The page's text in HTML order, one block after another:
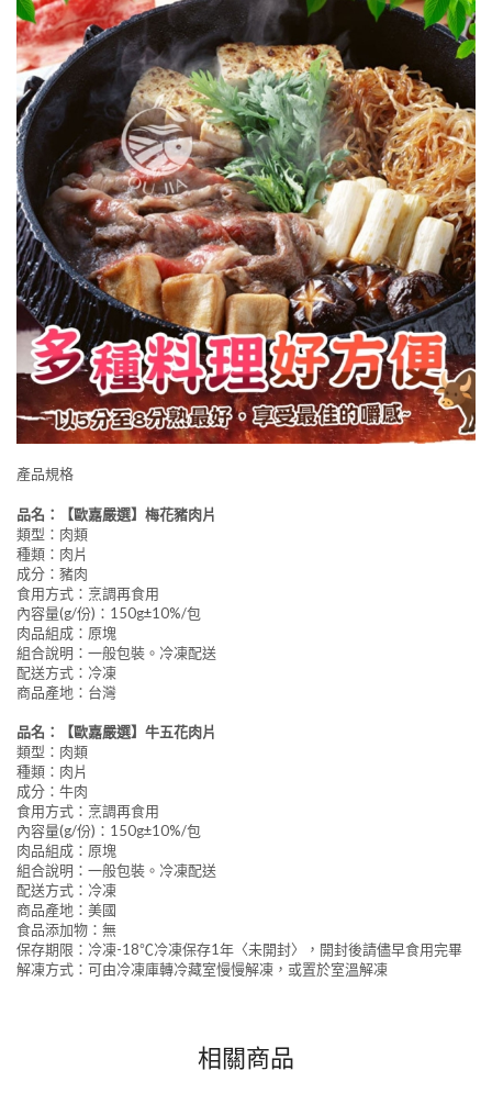
產品規格
品名：【歐嘉嚴選】梅花豬肉片
類型：肉類
種類：肉片
成分：豬肉
食用方式：烹調再食用
內容量(g/份)：150g±10%/包
肉品組成：原塊
組合說明：一般包裝。冷凍配送
配送方式：冷凍
商品產地：台灣
品名：【歐嘉嚴選】牛五花肉片
類型：肉類
種類：肉片
成分：牛肉
食用方式：烹調再食用
內容量(g/份)：150g±10%/包
肉品組成：原塊
組合說明：一般包裝。冷凍配送
配送方式：冷凍
商品產地：美國
食品添加物：無
保存期限：冷凍-18℃冷凍保存1年〈未開封〉，開封後請儘早食用完畢
解凍方式：可由冷凍庫轉冷藏室慢慢解凍，或置於室溫解凍
相關商品